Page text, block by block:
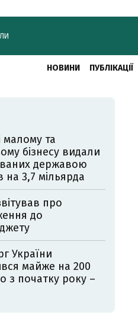
НОВИНИ ПУБЛІКАЦІЇ
малому та
бізнесу видали
державою
на 3,7 мільярда
про
до
України
майже на 200
з початку року –